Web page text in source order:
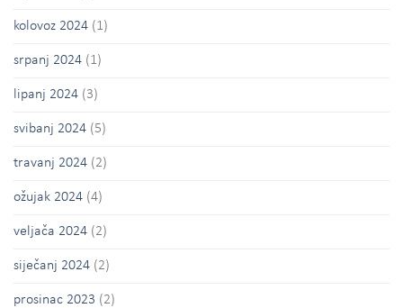
kolovoz 2024 (1)
srpanj 2024 (1)
lipanj 2024 (3)
svibanj 2024 (5)
travanj 2024 (2)
ožujak 2024 (4)
veljača 2024 (2)
siječanj 2024 (2)
prosinac 2023 (2)